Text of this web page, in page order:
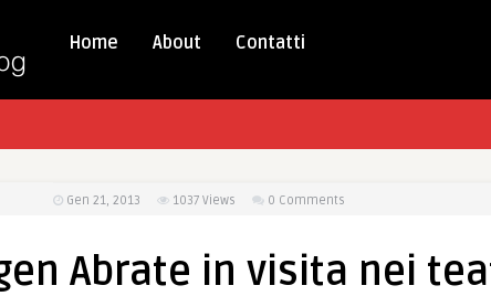
Home About Contatti
Gen 21, 2013 1037 Views 0 Comments
gen Abrate in visita nei